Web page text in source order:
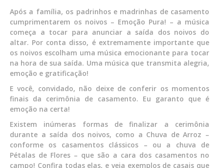
Após a família, os padrinhos e madrinhas de casamento
cumprimentarem os noivos – Emoção Pura! – a música
começa a tocar para anunciar a saída dos noivos do
altar. Por conta disso, é extremamente importante que
os noivos escolham uma música emocionante para tocar
na hora de sua saída. Uma música que transmita alegria,
emoção e gratificação!
E você, convidado, não deixe de conferir os momentos
finais da cerimônia de casamento. Eu garanto que é
emoção na certa!
Existem inúmeras formas de finalizar a cerimônia
durante a saída dos noivos, como a Chuva de Arroz –
conforme os casamentos clássicos – ou a chuva de
Pétalas de Flores – que são a cara dos casamentos no
campo! Confira todas elas, e veja exemplos de casais que